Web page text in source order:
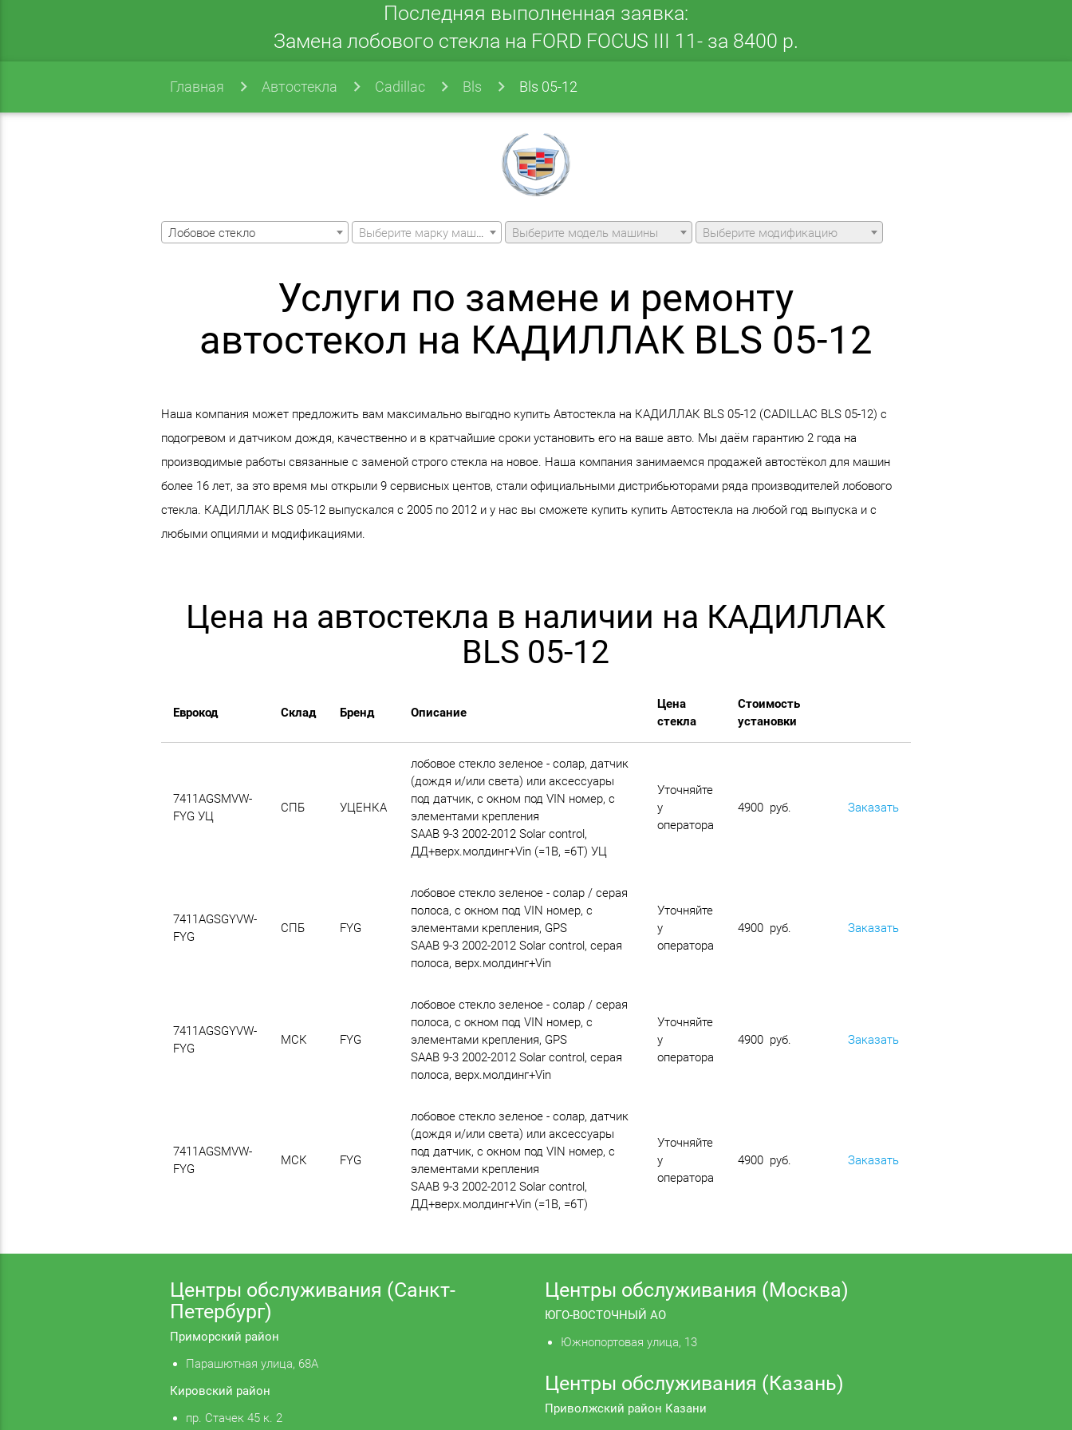
Последняя выполненная заявка:
Замена лобового стекла на FORD FOCUS III 11- за 8400 р.
Главная Автостекла Cadillac Bls Bls 05-12
Лобовое стекло Выберите марку машины Выберите модель машины Выберите модификацию
Услуги по замене и ремонту
автостекол на КАДИЛЛАК BLS 05-12
Наша компания может предложить вам максимально выгодно купить Автостекла на КАДИЛЛАК BLS 05-12 (CADILLAC BLS 05-12) с
подогревом и датчиком дождя, качественно и в кратчайшие сроки установить его на ваше авто. Мы даём гарантию 2 года на
производимые работы связанные с заменой строго стекла на новое. Наша компания занимаемся продажей автостёкол для машин
более 16 лет, за это время мы открыли 9 сервисных центов, стали официальными дистрибьюторами ряда производителей лобового
стекла. КАДИЛЛАК BLS 05-12 выпускался с 2005 по 2012 и у нас вы сможете купить купить Автостекла на любой год выпуска и с
любыми опциями и модификациями.
Цена на автостекла в наличии на КАДИЛЛАК
BLS 05-12
Еврокод Склад Бренд Описание
Цена
стекла
Стоимость
установки
7411AGSMVW-
FYG УЦ
СПБ УЦЕНКА
лобовое стекло зеленое - солар, датчик
(дождя и/или света) или аксессуары
под датчик, с окном под VIN номер, с
элементами крепления
SAAB 9-3 2002-2012 Solar control,
ДД+верх.молдинг+Vin (=1B, =6T) УЦ
Уточняйте
у
оператора
4900 руб. Заказать
7411AGSGYVW-
FYG
СПБ FYG
лобовое стекло зеленое - солар / cерая
полоса, с окном под VIN номер, с
элементами крепления, GPS
SAAB 9-3 2002-2012 Solar control, серая
полоса, верх.молдинг+Vin
Уточняйте
у
оператора
4900 руб. Заказать
7411AGSGYVW-
FYG
МСК FYG
лобовое стекло зеленое - солар / cерая
полоса, с окном под VIN номер, с
элементами крепления, GPS
SAAB 9-3 2002-2012 Solar control, серая
полоса, верх.молдинг+Vin
Уточняйте
у
оператора
4900 руб. Заказать
7411AGSMVW-
FYG
МСК FYG
лобовое стекло зеленое - солар, датчик
(дождя и/или света) или аксессуары
под датчик, с окном под VIN номер, с
элементами крепления
SAAB 9-3 2002-2012 Solar control,
ДД+верх.молдинг+Vin (=1B, =6T)
Уточняйте
у
оператора
4900 руб. Заказать
Центры обслуживания (Санкт-
Петербург)
Приморский район
Парашютная улица, 68А
Кировский район
пр. Стачек 45 к. 2
Центры обслуживания (Москва)
ЮГО-ВОСТОЧНЫЙ АО
Южнопортовая улица, 13
Центры обслуживания (Казань)
Приволжский район Казани